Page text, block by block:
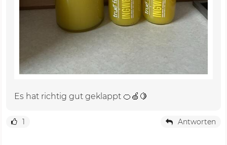
Es hat richtig gut geklappt 🍊🍏🍋
1 Antworten